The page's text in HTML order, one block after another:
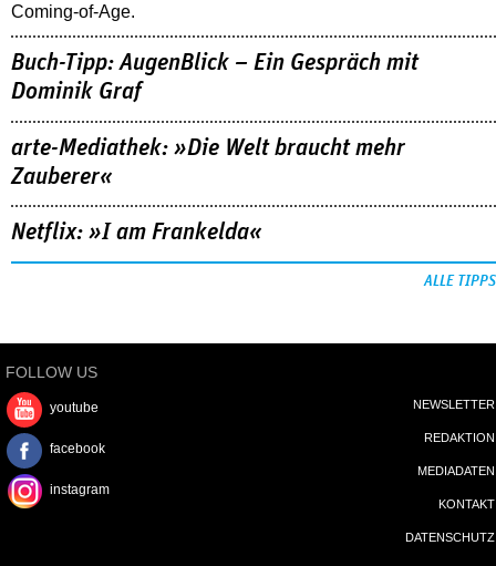
Coming-of-Age.
Buch-Tipp: AugenBlick – Ein Gespräch mit
Dominik Graf
arte-Mediathek: »Die Welt braucht mehr
Zauberer«
Netflix: »I am Frankelda«
ALLE TIPPS
FOLLOW US
youtube
facebook
instagram
NEWSLETTER
REDAKTION
MEDIADATEN
KONTAKT
DATENSCHUTZ